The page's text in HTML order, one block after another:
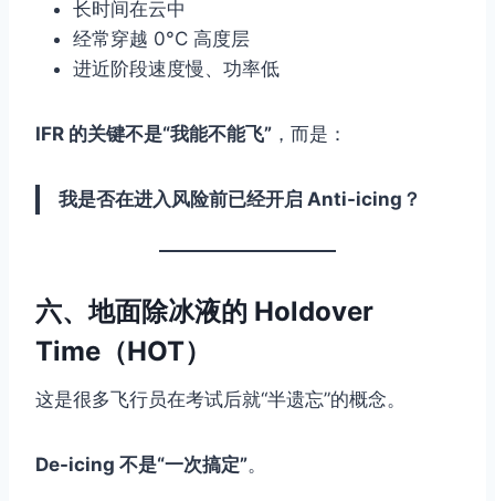
长时间在云中
经常穿越 0°C 高度层
进近阶段速度慢、功率低
IFR 的关键不是“我能不能飞” ，而是：
我是否在进入风险前已经开启 Anti-icing？
六、地面除冰液的 Holdover
Time（HOT）
这是很多飞行员在考试后就“半遗忘”的概念。
De-icing 不是“一次搞定”。